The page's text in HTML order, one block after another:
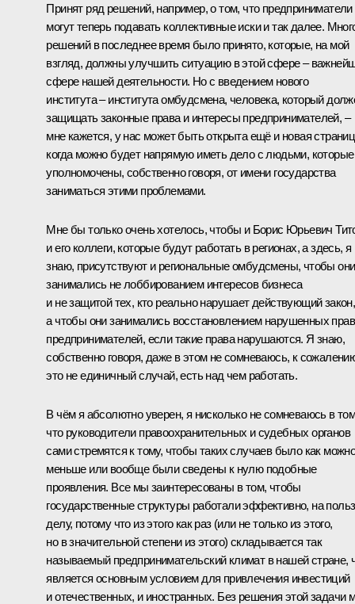
Принят ряд решений, например, о том, что предприниматели
могут теперь подавать коллективные иски и так далее.
решений в последнее время было принято, которые, на мой
взгляд, должны улучшить ситуацию в этой сфере –
сфере нашей деятельности. Но с введением нового
института – института омбудсмена, человека, который
защищать законные права и интересы предпринимателей, –
мне кажется, у нас может быть открыта ещё и новая
когда можно будет напрямую иметь дело с людьми, которые
уполномочены, собственно говоря, от имени государства
заниматься этими проблемами.
Мне бы только очень хотелось, чтобы и Борис Юрьевич
и его коллеги, которые будут работать в регионах, а здесь, я
знаю, присутствуют и региональные омбудсмены, чтобы они
занимались не лоббированием интересов бизнеса
и не защитой тех, кто реально нарушает действующий закон,
а чтобы они занимались восстановлением нарушенных прав
предпринимателей, если такие права нарушаются. Я знаю,
собственно говоря, даже в этом не сомневаюсь, к
это не единичный случай, есть над чем работать.
В чём я абсолютно уверен, я нисколько не сомневаюсь в
что руководители правоохранительных и судебных органов
сами стремятся к тому, чтобы таких случаев было как
меньше или вообще были сведены к нулю подобные
проявления. Все мы заинтересованы в том, чтобы
государственные структуры работали эффективно, на
делу, потому что из этого как раз (или не только из этого,
но в значительной степени из этого) складывается так
называемый предпринимательский климат в нашей стране,
является основным условием для привлечения инвестиций
и отечественных, и иностранных. Без решения этой задачи